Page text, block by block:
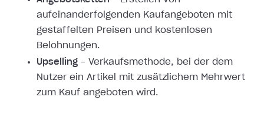
aufeinanderfolgenden Kaufangeboten mit
gestaffelten Preisen und kostenlosen
Belohnungen.
Upselling – Verkaufsmethode, bei der dem
Nutzer ein Artikel mit zusätzlichem Mehrwert
zum Kauf angeboten wird.